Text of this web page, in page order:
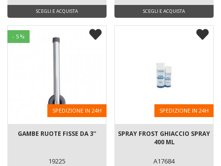
SCEGLI E ACQUISTA SCEGLI E ACQUISTA
- 5 %
SPEDIZIONE IN 24H
GAMBE RUOTE FISSE DA 3''
19225
SPEDIZIONE IN 24H
SPRAY FROST GHIACCIO SPRAY
400 ML
A17684